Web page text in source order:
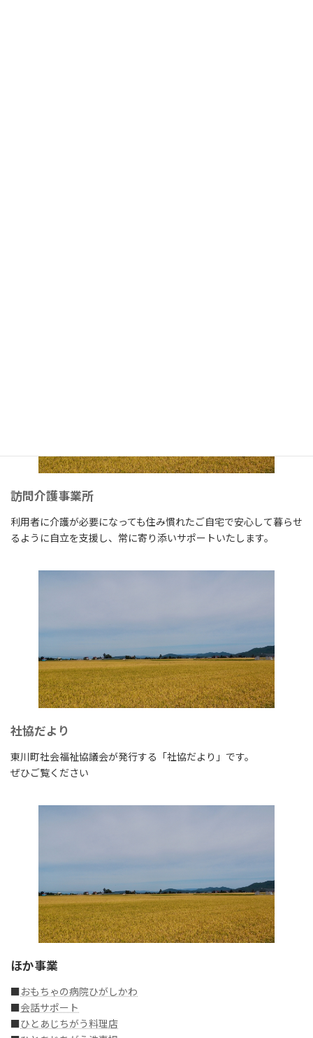
訪問介護事業所
利用者に介護が必要になっても住み慣れたご自宅で安心して暮らせ
るように自立を支援し、常に寄り添いサポートいたします。
社協だより
東川町社会福祉協議会が発行する「社協だより」です。
ぜひご覧ください
ほか事業
■おもちゃの病院ひがしかわ
■会話サポート
■ひとあじちがう料理店